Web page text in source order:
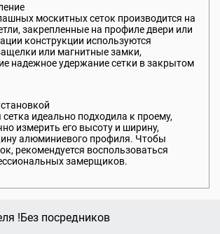
москитных сеток производится на
закрепленные на профиле двери или
конструкции используются
или магнитные замки,
надежное удержание сетки в закрытом
идеально подходила к проему,
измерить его высоту и ширину,
алюминиевого профиля. Чтобы
рекомендуется воспользоваться
замерщиков.
!Без посредников